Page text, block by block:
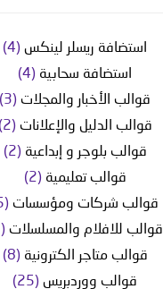
استضافة ريسلر لينكس (4)
استضافة سحابية (4)
قوالب الأخبار والمجلات (3)
قوالب الدليل والإعلانات (2)
قوالب بلوجر و إبداعية (2)
قوالب تعليمية (2)
قوالب شركات ومؤسسات (5)
قوالب للافلام والمسلسلات (3)
قوالب متاجر الكترونية (8)
قوالب ووردبريس (25)